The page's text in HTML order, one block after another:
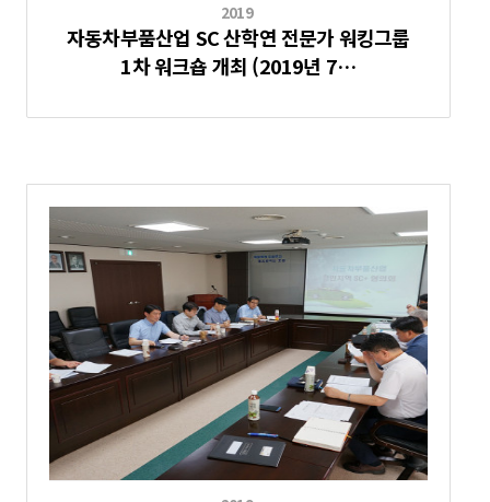
2019
자동차부품산업 SC 산학연 전문가 워킹그룹
1차 워크숍 개최 (2019년 7…